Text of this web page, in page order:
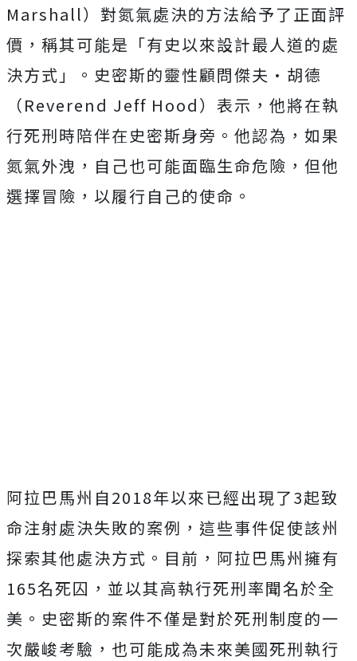
Marshall）對氮氣處決的方法給予了正面評
價，稱其可能是「有史以來設計最人道的處
決方式」。史密斯的靈性顧問傑夫·胡德
（Reverend Jeff Hood）表示，他將在執
行死刑時陪伴在史密斯身旁。他認為，如果
氮氣外洩，自己也可能面臨生命危險，但他
選擇冒險，以履行自己的使命。
阿拉巴馬州自2018年以來已經出現了3起致
命注射處決失敗的案例，這些事件促使該州
探索其他處決方式。目前，阿拉巴馬州擁有
165名死囚，並以其高執行死刑率聞名於全
美。史密斯的案件不僅是對於死刑制度的一
次嚴峻考驗，也可能成為未來美國死刑執行